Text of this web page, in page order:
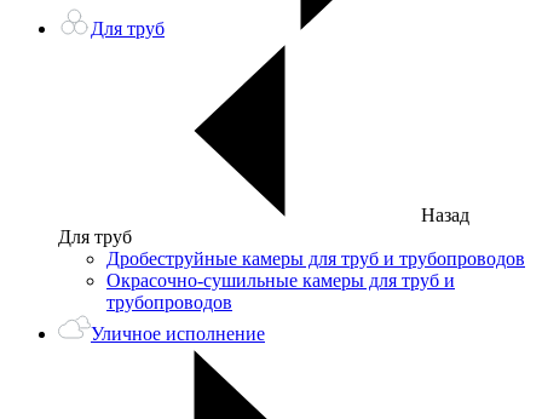
Для труб
Назад
Для труб
Дробеструйные камеры для труб и трубопроводов
Окрасочно-сушильные камеры для труб и
трубопроводов
Уличное исполнение